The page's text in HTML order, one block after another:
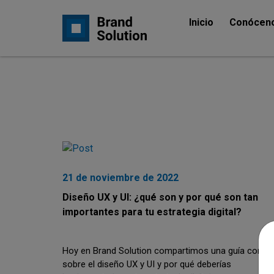
Inicio
21 de noviembre de 2022
Diseño UX y UI: ¿qué son y por qué son tan
importantes para tu estrategia digital?
Hoy en Brand Solution compartimos una guía
sobre el diseño UX y UI y por qué deberías